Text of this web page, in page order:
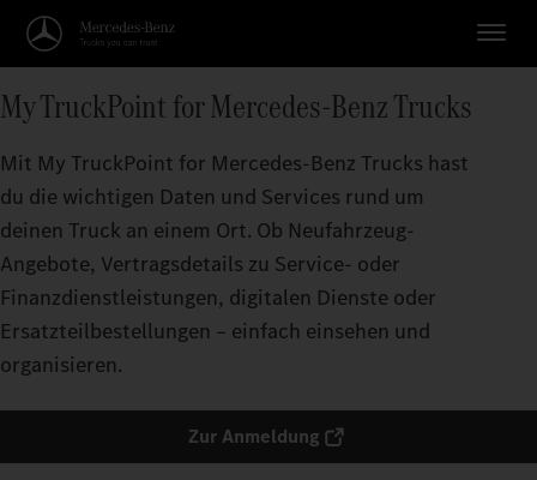
My TruckPoint for Mercedes‑Benz Trucks
Mit My TruckPoint for Mercedes‑Benz Trucks hast
du die wichtigen Daten und Services rund um
deinen Truck an einem Ort. Ob Neufahrzeug-
Angebote, Vertragsdetails zu Service- oder
Finanzdienstleistungen, digitalen Dienste oder
Ersatzteilbestellungen – einfach einsehen und
organisieren.
Zur Anmeldung